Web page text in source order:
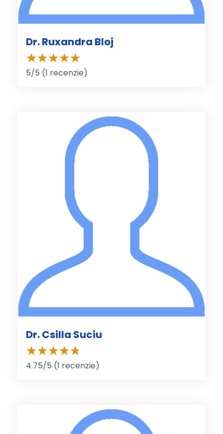
Dr. Ruxandra Bloj
5/5 (1 recenzie)
Dr. Csilla Suciu
4.75/5 (1 recenzie)